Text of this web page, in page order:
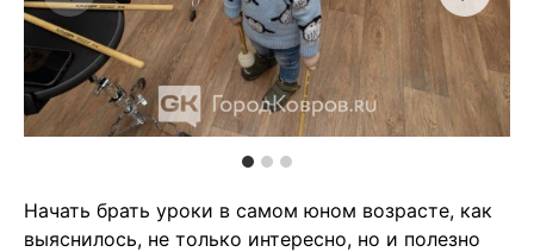
Начать брать уроки в самом юном возрасте, как
выяснилось, не только интересно, но и полезно